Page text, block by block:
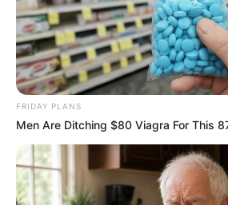
FRIDAY PLANS
Men Are Ditching $80 Viagra For This